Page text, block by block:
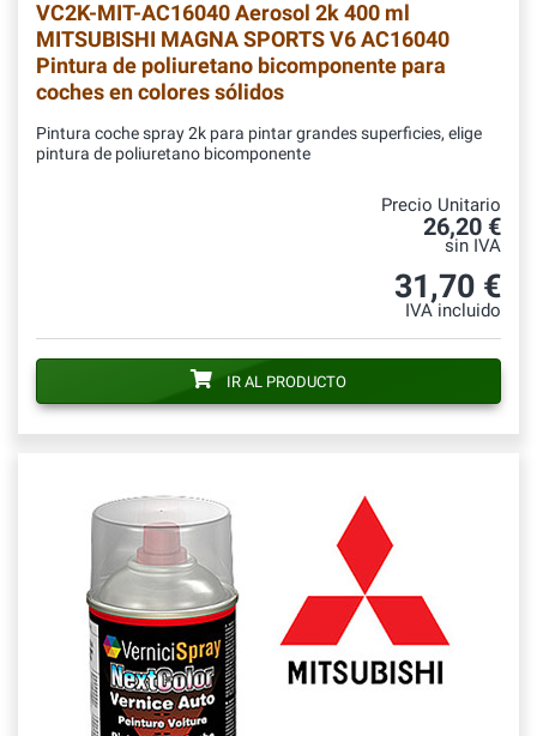
VC2K-MIT-AC16040Aerosol 2k 400 ml
MITSUBISHI MAGNA SPORTS V6 AC16040
Pintura de poliuretano bicomponente para
coches en colores sólidos
Pintura coche spray 2k para pintar grandes superficies, elige
pintura de poliuretano bicomponente
Precio Unitario
26,20 €
sin IVA
31,70 €
IVA incluido
IR AL PRODUCTO